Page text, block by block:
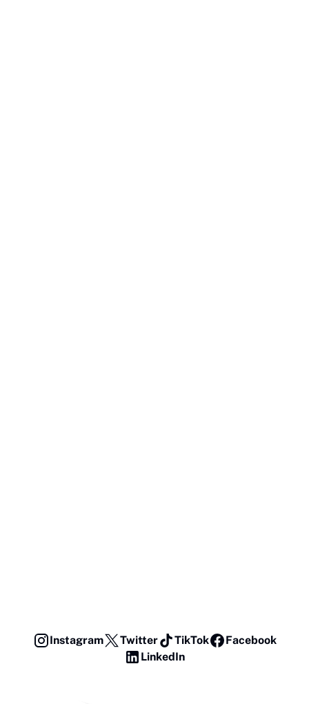
Instagram Twitter TikTok
Facebook
LinkedIn